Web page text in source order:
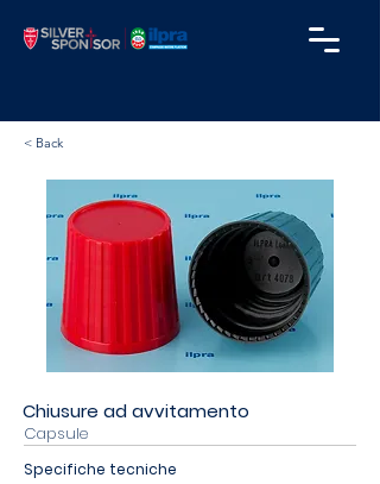
< Back
Chiusure ad avvitamento
Capsule
Specifiche tecniche